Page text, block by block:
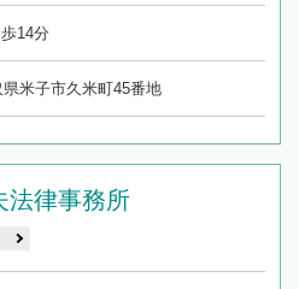
14分
米子市久米町45番地
法律事務所